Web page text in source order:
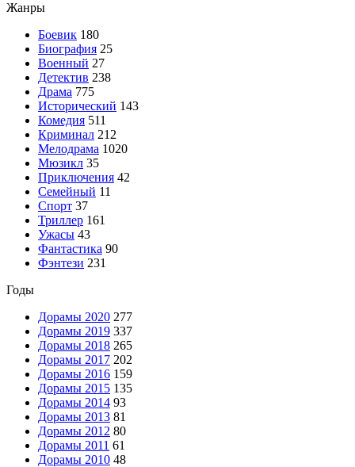
Жанры
Боевик 180
Биография 25
Военный 27
Детектив 238
Драма 775
Исторический 143
Комедия 511
Криминал 212
Мелодрама 1020
Мюзикл 35
Приключения 42
Семейный 11
Спорт 37
Триллер 161
Ужасы 43
Фантастика 90
Фэнтези 231
Годы
Дорамы 2020 277
Дорамы 2019 337
Дорамы 2018 265
Дорамы 2017 202
Дорамы 2016 159
Дорамы 2015 135
Дорамы 2014 93
Дорамы 2013 81
Дорамы 2012 80
Дорамы 2011 61
Дорамы 2010 48